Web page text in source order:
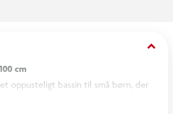
keyboard_arrow_down
cm
oppusteligt bassin til små børn, der